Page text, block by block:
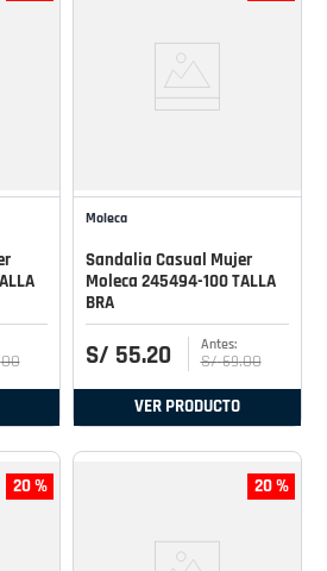
00
Moleca
Sandalia Casual Mujer
Moleca 245494-100 TALLA
BRA
S/ 55.20 S/ 69.00
VER PRODUCTO
20 % 20 %